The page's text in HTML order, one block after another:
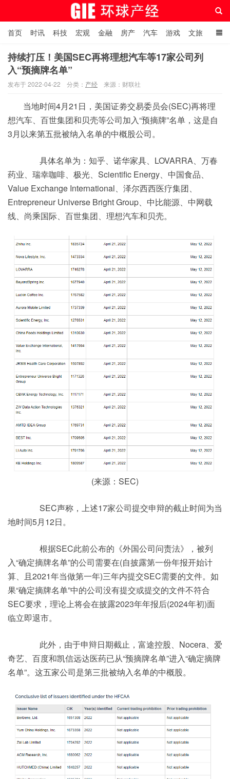
环球产经网
首页 时讯 科技 宏观 金融 房产 汽车 游戏 文旅
人物 自贸港在线
持续打压！美国SEC再将理想汽车等17家公司列
入“预摘牌名单”
发布于 2022-04-22 分类： 产经 来源：财联社
当地时间4月21日，美国证劵交易委员会(SEC)再将理
想汽车、百世集团和贝壳等公司加入“预摘牌”名单，这是自
3月以来第五批被纳入名单的中概股公司。
具体名单为：知乎、诺华家具、LOVARRA、万春
药业、瑞幸咖啡、极光、Scientific Energy、中国食品、
Value Exchange International、泽尔西西医疗集团、
Entrepreneur Universe Bright Group、中比能源、中网载
线、尚乘国际、百世集团、理想汽车和贝壳。
(来源：SEC)
SEC声称，上述17家公司提交申辩的截止时间为当
地时间5月12日。
根据SEC此前公布的《外国公司问责法》，被列
入“确定摘牌名单”的公司需要在(自披露第一份年报开始计
算、且2021年当做第一年)三年内提交SEC需要的文件。如
果“确定摘牌名单”中的公司没有提交或提交的文件不符合
SEC要求，理论上将会在披露2023年年报后(2024年初)面
临立即退市。
此外，由于申辩日期截止，富途控股、Nocera、爱
奇艺、百度和凯信远达医药已从“预摘牌名单”进入“确定摘牌
名单”。这五家公司是第三批被纳入名单的中概股。